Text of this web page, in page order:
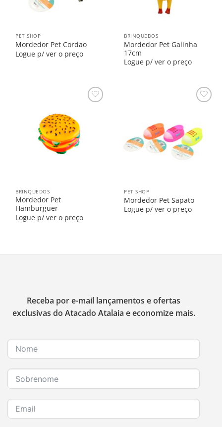
PET SHOP
Mordedor Pet Cordao
Logue p/ ver o preço
BRINQUEDOS
Mordedor Pet Galinha
17cm
Logue p/ ver o preço
BRINQUEDOS
Mordedor Pet
Hamburguer
Logue p/ ver o preço
PET SHOP
Mordedor Pet Sapato
Logue p/ ver o preço
Receba por e-mail lançamentos e ofertas
exclusivas do Atacado Atalaia e economize mais.